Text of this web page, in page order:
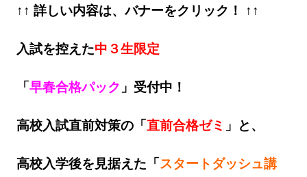
↑↑ 詳しい内容は、バナーをクリック！ ↑↑
入試を控えた中３生限定
「早春合格パック 」 受付中！
高校入試直前対策の「直前合格ゼミ 」と、
高校入学後を見据えた「スタートダッシュ講